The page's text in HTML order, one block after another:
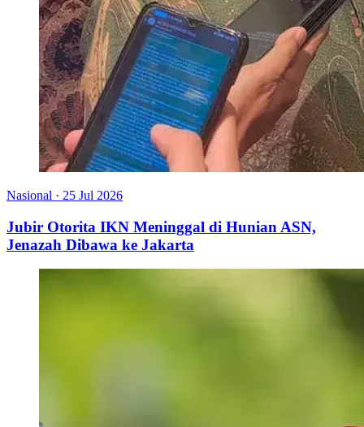
Nasional · 25 Jul 2026
Jubir Otorita IKN Meninggal di Hunian ASN,
Jenazah Dibawa ke Jakarta